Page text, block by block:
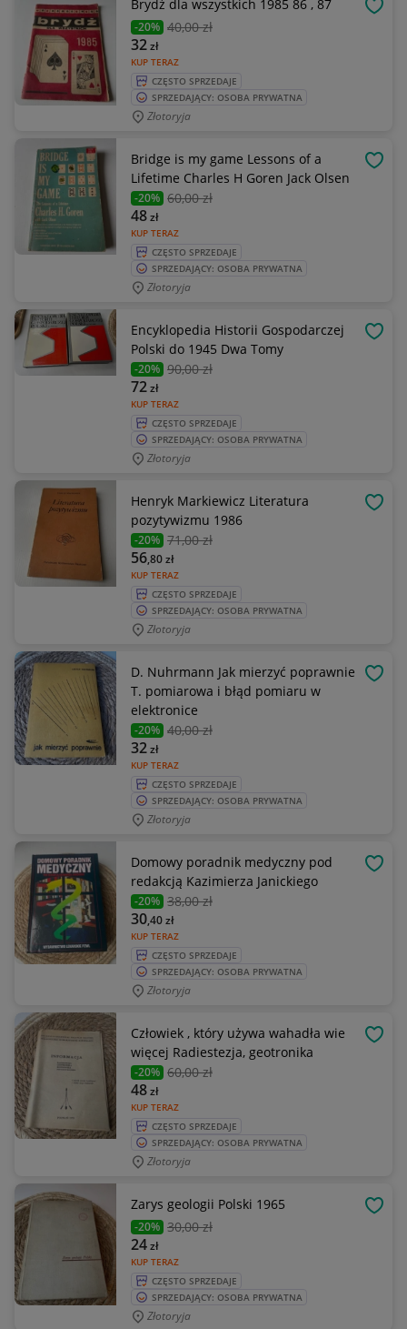
Brydż dla wszystkich 1985 86 , 87
-20% 40,00 zł
KUP TERAZ
32zł
CZĘSTO SPRZEDAJE
SPRZEDAJĄCY: OSOBA PRYWATNA
Złotoryja
Bridge is my game Lessons of a
Lifetime Charles H Goren Jack Olsen
-20% 60,00 zł
KUP TERAZ
48zł
CZĘSTO SPRZEDAJE
SPRZEDAJĄCY: OSOBA PRYWATNA
Złotoryja
Encyklopedia Historii Gospodarczej
Polski do 1945 Dwa Tomy
-20% 90,00 zł
KUP TERAZ
72zł
CZĘSTO SPRZEDAJE
SPRZEDAJĄCY: OSOBA PRYWATNA
Złotoryja
Henryk Markiewicz Literatura
pozytywizmu 1986
-20% 71,00 zł
KUP TERAZ
56,80zł
CZĘSTO SPRZEDAJE
SPRZEDAJĄCY: OSOBA PRYWATNA
Złotoryja
D. Nuhrmann Jak mierzyć poprawnie
T. pomiarowa i błąd pomiaru w
elektronice
-20% 40,00 zł
KUP TERAZ
32zł
CZĘSTO SPRZEDAJE
SPRZEDAJĄCY: OSOBA PRYWATNA
Złotoryja
Domowy poradnik medyczny pod
redakcją Kazimierza Janickiego
-20% 38,00 zł
KUP TERAZ
30,40zł
CZĘSTO SPRZEDAJE
SPRZEDAJĄCY: OSOBA PRYWATNA
Złotoryja
Człowiek , który używa wahadła wie
więcej Radiestezja, geotronika
-20% 60,00 zł
KUP TERAZ
48zł
CZĘSTO SPRZEDAJE
SPRZEDAJĄCY: OSOBA PRYWATNA
Złotoryja
Zarys geologii Polski 1965
-20% 30,00 zł
KUP TERAZ
24zł
CZĘSTO SPRZEDAJE
SPRZEDAJĄCY: OSOBA PRYWATNA
Złotoryja